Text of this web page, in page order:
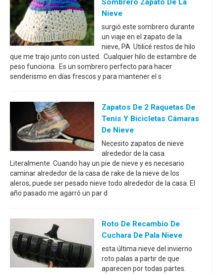
Sombrero Zapato De La
Nieve
surgió este sombrero durante
un viaje en el zapato de la
nieve, PA Utilicé restos de hilo
que me trajo junto con usted. Cualquier hilo de estambre de
peso funciona. Es un sombrero perfecto para hacer
senderismo en días frescos y para mantener el s
Zapatos De 2 Raquetas De
Tenis Y Bicicletas Cámaras
De Nieve
Necesito zapatos de nieve
alrededor de la casa.
Literalmente. Cuando hay un pie de nieve y es necesario
caminar alrededor de la casa de rake de la nieve de los
aleros, puede ser pesado nieve todo alrededor de la casa. El
año pasado me agarró un par d
Roto De Recambio De
Cuchara De Pala Nieve
esta última nieve del invierno
roto palas a partir de que
aparecen por todas partes.